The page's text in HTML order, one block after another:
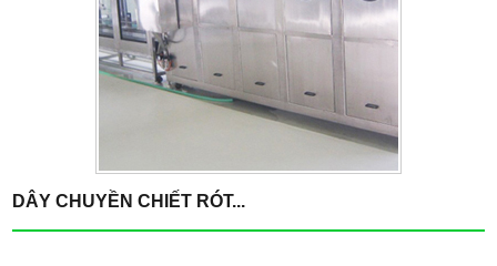
DÂY CHUYỀN CHIẾT RÓT...